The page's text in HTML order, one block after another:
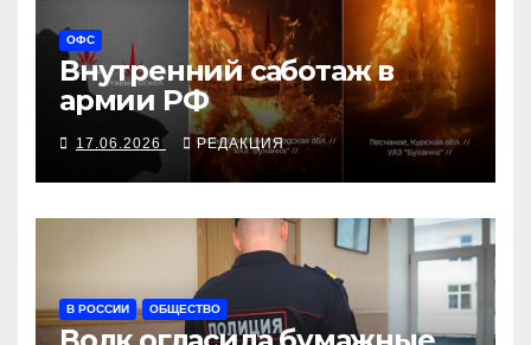
ОФС
Внутренний саботаж в
армии РФ
17.06.2026 РЕДАКЦИЯ
В РОССИИ ОБЩЕСТВО